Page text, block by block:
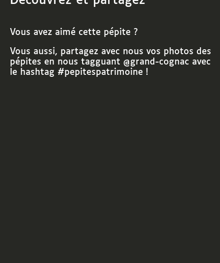
Vous avez aimé cette pépite ?
Vous aussi, partagez avec nous vos photos des
pépites en nous tagguant @grand-cognac avec
le hashtag #pepitespatrimoine !